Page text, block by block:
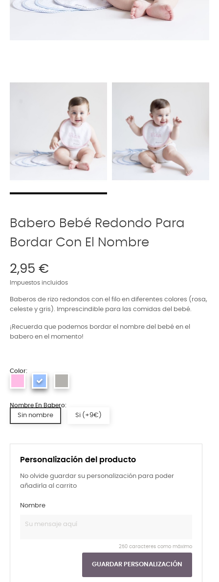
Babero Bebé Redondo Para
Bordar Con El Nombre
2,95 €
Impuestos incluidos
Baberos de rizo redondos con el filo en diferentes colores (rosa,
celeste y gris). Imprescindible para las comidas del bebé.
¡Recuerda que podemos bordar el nombre del bebé en el
babero en el momento!
Personalización del producto
No olvide guardar su personalización para poder
añadirla al carrito
Nombre
250 caracteres como máximo
GUARDAR PERSONALIZACIÓN
Color:
Nombre En Babero:
Sin nombre Si (+9€)